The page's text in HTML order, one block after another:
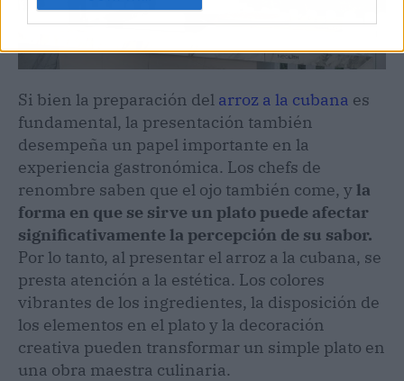
Si bien la preparación del arroz a la cubana es
fundamental, la presentación también
desempeña un papel importante en la
experiencia gastronómica. Los chefs de
renombre saben que el ojo también come, yla
forma en que se sirve un plato puede afectar
significativamente la percepción de su sabor.
Por lo tanto, al presentar el arroz a la cubana, se
presta atención a la estética. Los colores
vibrantes de los ingredientes, la disposición de
los elementos en el plato y la decoración
creativa pueden transformar un simple plato en
una obra maestra culinaria.